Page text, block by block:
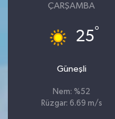
ÇARŞAMBA
25°
Güneşli
Nem: %52
Rüzgar: 6.69 m/s